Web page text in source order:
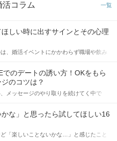
活コラム 一覧
しい時に出すサインとその心理
、婚活イベントにかかわらず職場や飲み
も左右されます。 これから恋人作りを本
る方は、女性が異性を求めて出すサイン
しい行動に移せるかどうかが重要。 この
けて欲しい時に出すサインとその心理を
繋げるべきかをご紹介していきます。
でのデートの誘い方！OKをもら
のコツは？
メッセージのやり取りを続けてく中で
誘ったらいいの？」とお困りの男性もいら
ょうか。 そこで今回は、男性から女性へ
い方のコツをご紹介します。例文も混じ
ぜひ参考にしてください。
かな」と思ったら試してほしい16
「楽しいことないかな…」と感じたこと